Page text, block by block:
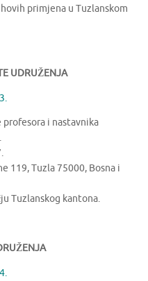
primjena u Tuzlanskom
UDRUŽENJA
profesora i nastavnika
119, Tuzla 75000, Bosna i
Tuzlanskog kantona.